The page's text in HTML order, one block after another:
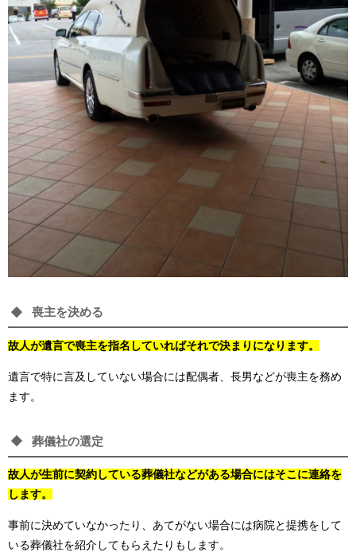
喪主を決める
故人が遺言で喪主を指名していればそれで決まりになります。
遺言で特に言及していない場合には配偶者、長男などが喪主を務め
ます。
葬儀社の選定
故人が生前に契約している葬儀社などがある場合にはそこに連絡を
します。
事前に決めていなかったり、あてがない場合には病院と提携をして
いる葬儀社を紹介してもらえたりもします。